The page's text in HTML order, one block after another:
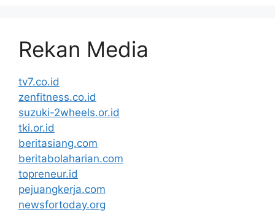
Rekan Media
tv7.co.id
zenfitness.co.id
suzuki-2wheels.or.id
tki.or.id
beritasiang.com
beritabolaharian.com
topreneur.id
pejuangkerja.com
newsfortoday.org